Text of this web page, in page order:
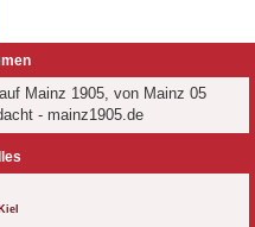
Mainz 1905, von Mainz 05
- mainz1905.de